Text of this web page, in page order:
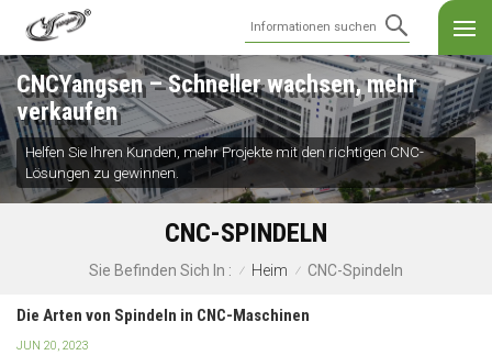
CNCYangsen – Schneller wachsen, mehr
verkaufen
Helfen Sie Ihren Kunden, mehr Projekte mit den richtigen CNC-
Lösungen zu gewinnen.
CNC-SPINDELN
Sie Befinden Sich In : / Heim / CNC-Spindeln
Die Arten von Spindeln in CNC-Maschinen
JUN 20, 2023